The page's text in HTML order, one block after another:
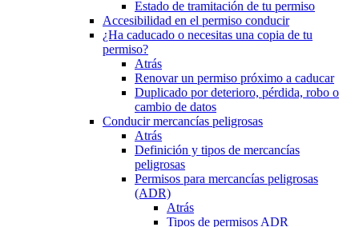
Estado de tramitación de tu permiso
Accesibilidad en el permiso conducir
¿Ha caducado o necesitas una copia de tu
permiso?
Atrás
Renovar un permiso próximo a caducar
Duplicado por deterioro, pérdida, robo o
cambio de datos
Conducir mercancías peligrosas
Atrás
Definición y tipos de mercancías
peligrosas
Permisos para mercancías peligrosas
(ADR)
Atrás
Tipos de permisos ADR